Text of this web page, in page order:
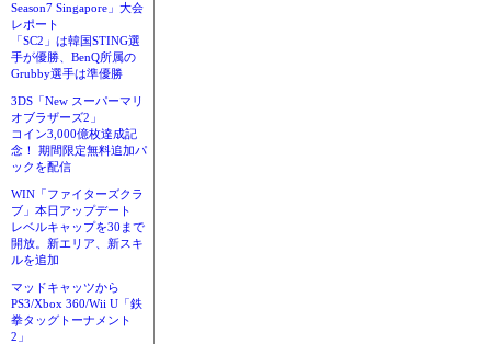
Season7 Singapore」大会
レポート
「SC2」は韓国STING選
手が優勝、BenQ所属の
Grubby選手は準優勝
3DS「New スーパーマリ
オブラザーズ2」
コイン3,000億枚達成記
念！ 期間限定無料追加パ
ックを配信
WIN「ファイターズクラ
ブ」本日アップデート
レベルキャップを30まで
開放。新エリア、新スキ
ルを追加
マッドキャッツから
PS3/Xbox 360/Wii U「鉄
拳タッグトーナメント
2」